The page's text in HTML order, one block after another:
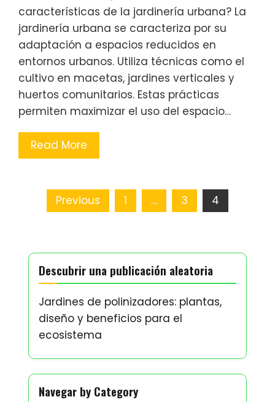
características de la jardinería urbana? La
jardinería urbana se caracteriza por su
adaptación a espacios reducidos en
entornos urbanos. Utiliza técnicas como el
cultivo en macetas, jardines verticales y
huertos comunitarios. Estas prácticas
permiten maximizar el uso del espacio…
Read More
PostsPrevious 1 … 3 4
Descubrir una publicación aleatoria
Jardines de polinizadores: plantas,
diseño y beneficios para el
ecosistema
Navegar by Category